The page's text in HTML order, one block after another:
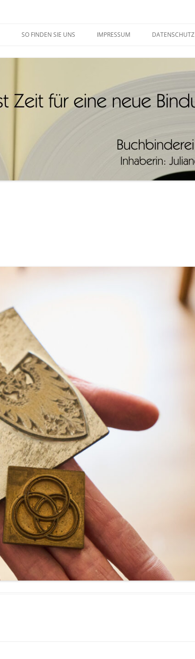
SO FINDEN SIE UNS IMPRESSUM DATENSCHUTZ